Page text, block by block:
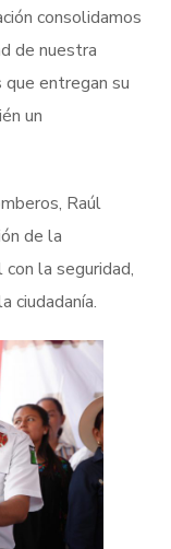
consolidamos
de nuestra
entregan su
un
Raúl
de la
la seguridad,
ciudadanía.